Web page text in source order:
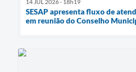
14 JUL 2026 - 18h19
SESAP apresenta fluxo de
em reunião do Conselho